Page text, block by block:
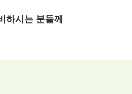
하시는 분들께